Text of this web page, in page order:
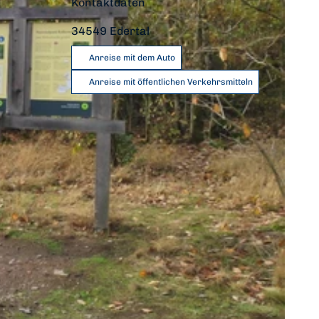
34549 Edertal
Anreise mit dem Auto
Anreise mit öffentlichen Verkehrsmitteln